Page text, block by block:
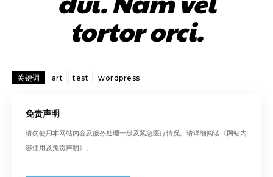
tortor orci.
关键词 art test wordpress
免责声明
请勿使用本网站内容及服务处理一般及紧急医疗情况。请详细阅读《网站内
容使用及免责声明》。